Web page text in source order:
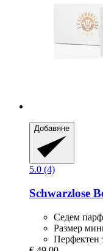
Добавяне
5.0 (4)
Schwarzlose
Седем
Размер
Перфектен